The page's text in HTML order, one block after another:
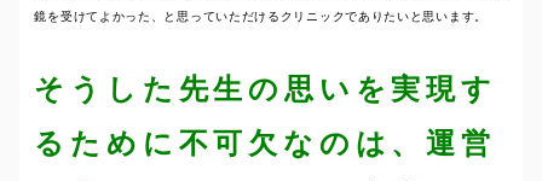
鏡を受けてよかった、と思っていただけるクリニックでありたいと思います。
そうした先生の思いを実現す
るために不可欠なのは、運営